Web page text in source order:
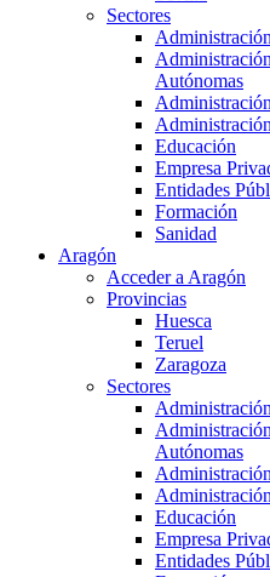
Sectores
Autónomas
Educación
Empresa
Entidades
Formación
Sanidad
Aragón
Acceder a Aragón
Provincias
Huesca
Teruel
Zaragoza
Sectores
Autónomas
Educación
Empresa
Entidades